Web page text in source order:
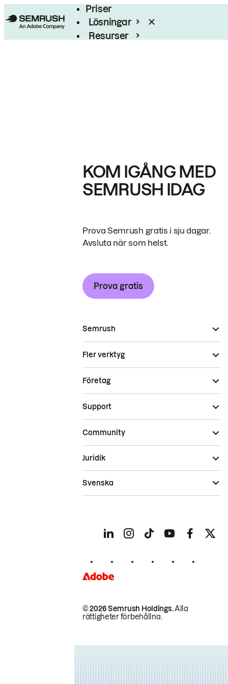
Priser
Lösningar
Resurser
KOM IGÅNG MED
SEMRUSH IDAG
Prova Semrush gratis i sju dagar.
Avsluta när som helst.
Prova gratis
Semrush
Fler verktyg
Företag
Support
Community
© 2026 Semrush Holdings.Alla
rättigheter förbehållna.
Juridik
Svenska